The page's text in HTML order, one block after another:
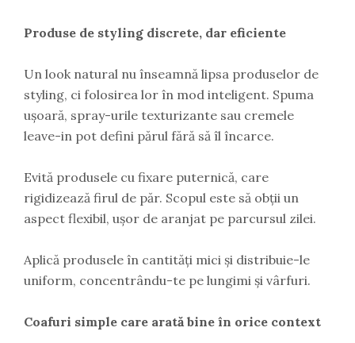
Produse de styling discrete, dar eficiente
Un look natural nu înseamnă lipsa produselor de
styling, ci folosirea lor în mod inteligent. Spuma
ușoară, spray-urile texturizante sau cremele
leave-in pot defini părul fără să îl încarce.
Evită produsele cu fixare puternică, care
rigidizează firul de păr. Scopul este să obții un
aspect flexibil, ușor de aranjat pe parcursul zilei.
Aplică produsele în cantități mici și distribuie-le
uniform, concentrându-te pe lungimi și vârfuri.
Coafuri simple care arată bine în orice context